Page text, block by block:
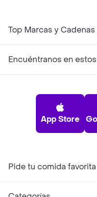
Top Marcas y
Encuéntranos en
App Store
Pide tu comida